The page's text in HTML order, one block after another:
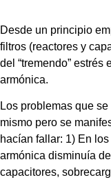
Desde un principio
filtros (reactores y
del “tremendo”
armónica.
Los problemas que
mismo pero se
hacían fallar: 1) En
armónica disminuía
capacitores,